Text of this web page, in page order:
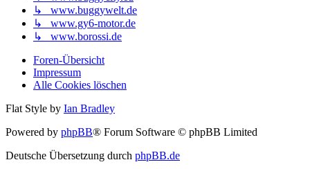
↳ www.buggywelt.de
↳ www.gy6-motor.de
↳ www.borossi.de
Foren-Übersicht
Impressum
Alle Cookies löschen
Flat Style by Ian Bradley
Powered by phpBB® Forum Software © phpBB Limited
Deutsche Übersetzung durch phpBB.de